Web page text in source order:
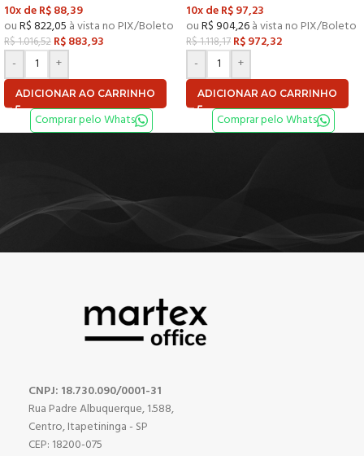
10x deR$88,39
ouR$822,05 à vista no PIX/Boleto
R$1.016,52 R$883,93
-
+
ADICIONAR AO CARRINHO
Comprar pelo Whats
10x deR$97,23
ouR$ 904,26à vista no PIX/Boleto
R$1.118,17 R$972,32
-
+
ADICIONAR AO CARRINHO
Comprar pelo Whats
CNPJ: 18.730.090/0001-31
Rua Padre Albuquerque, 1.588,
Centro, Itapetininga - SP
CEP: 18200-075